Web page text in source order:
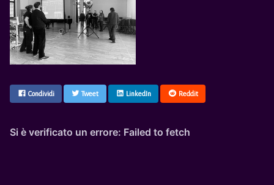
Condividi Tweet LinkedIn Reddit